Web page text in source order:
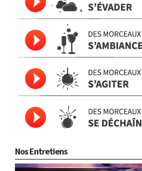
Nos Entretiens